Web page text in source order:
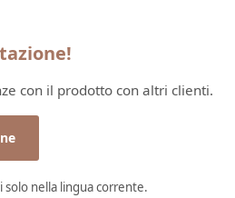
con il prodotto con altri clienti.
solo nella lingua corrente.